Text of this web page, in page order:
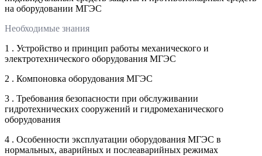
на оборудовании МГЭС
Необходимые знания
1 . Устройство и принцип работы механического и
электротехнического оборудования МГЭС
2 . Компоновка оборудования МГЭС
3 . Требования безопасности при обслуживании
гидротехнических сооружений и гидромеханического
оборудования
4 . Особенности эксплуатации оборудования МГЭС в
нормальных, аварийных и послеаварийных режимах